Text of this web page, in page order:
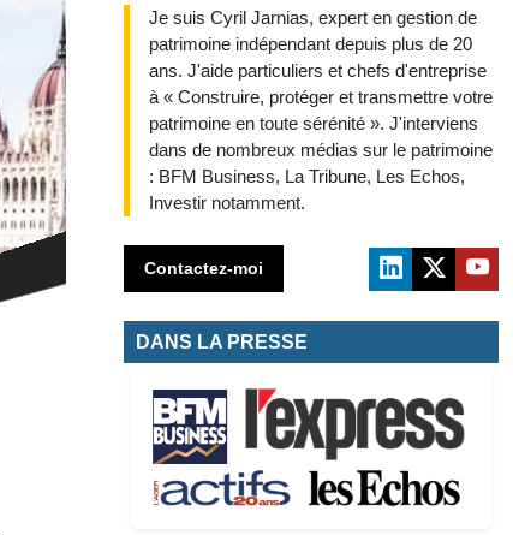
Je suis Cyril Jarnias, expert en gestion de
patrimoine indépendant depuis plus de 20
ans. J'aide particuliers et chefs d'entreprise
à « Construire, protéger et transmettre votre
patrimoine en toute sérénité ». J'interviens
dans de nombreux médias sur le patrimoine
: BFM Business, La Tribune, Les Echos,
Investir notamment.
Contactez-moi
DANS LA PRESSE